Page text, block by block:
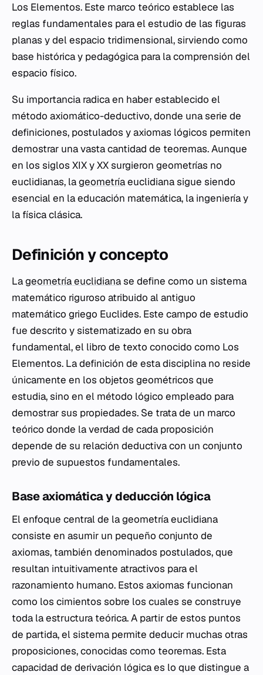
Los Elementos. Este marco teórico establece las
reglas fundamentales para el estudio de las figuras
planas y del espacio tridimensional, sirviendo como
base histórica y pedagógica para la comprensión del
espacio físico.
Su importancia radica en haber establecido el
método axiomático-deductivo, donde una serie de
definiciones, postulados y axiomas lógicos permiten
demostrar una vasta cantidad de teoremas. Aunque
en los siglos XIX y XX surgieron geometrías no
euclidianas, lageometríaeuclidiana sigue siendo
esencial en la educación matemática, la ingeniería y
la física clásica.
Definición y concepto
Lageometría euclidianase define como un sistema
matemático riguroso atribuido al antiguo
matemático griego Euclides. Este campo de estudio
fue descrito y sistematizado en su obra
fundamental, el libro de texto conocido como Los
Elementos. La definición de esta disciplina no reside
únicamente en los objetos geométricos que
estudia, sino en el método lógico empleado para
demostrar sus propiedades. Se trata de un marco
teórico donde la verdad de cada proposición
depende de su relación deductiva con un conjunto
previo de supuestos fundamentales.
Base axiomática y deducción lógica
El enfoque central de la geometría euclidiana
consiste en asumir un pequeño conjunto de
axiomas, también denominados postulados, que
resultan intuitivamente atractivos para el
razonamiento humano. Estos axiomas funcionan
como los cimientos sobre los cuales se construye
toda la estructura teórica. A partir de estos puntos
de partida, el sistema permite deducir muchas otras
proposiciones, conocidas como teoremas. Esta
capacidad de derivación lógica es lo que distingue a